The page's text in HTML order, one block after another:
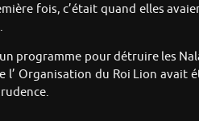
fois, c’était quand elles
programme pour détruire les
Organisation du Roi Lion avait